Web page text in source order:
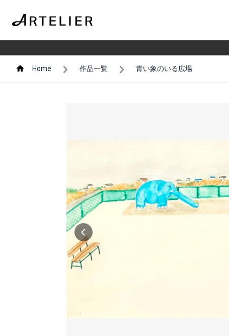
Home 作品一覧 青い象のいる広場